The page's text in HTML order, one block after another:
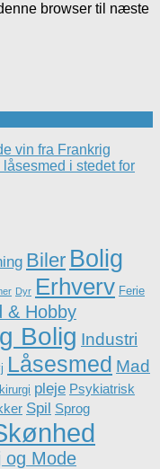
browser til næste
vin fra Frankrig
i stedet for
Biler Bolig
Dyr Erhverv Ferie
& Hobby
Bolig Industri
Låsesmed Mad
pleje Psykiatrisk
Spil Sprog
og Mode